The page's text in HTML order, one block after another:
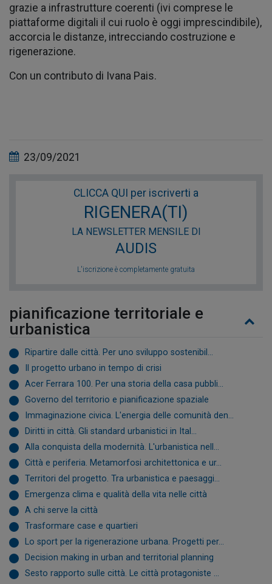
grazie a infrastrutture coerenti (ivi comprese le
piattaforme digitali il cui ruolo è oggi imprescindibile),
accorcia le distanze, intrecciando costruzione e
rigenerazione.
Con un contributo di Ivana Pais.
23/09/2021
CLICCA QUI per iscriverti a
RIGENERA(TI)
LA NEWSLETTER MENSILE DI
AUDIS
L'iscrizione è completamente gratuita
pianificazione territoriale e
urbanistica
Ripartire dalle città. Per uno sviluppo sostenibil...
Il progetto urbano in tempo di crisi
Acer Ferrara 100. Per una storia della casa pubbli...
Governo del territorio e pianificazione spaziale
Immaginazione civica. L'energia delle comunità den...
Diritti in città. Gli standard urbanistici in Ital...
Alla conquista della modernità. L'urbanistica nell...
Città e periferia. Metamorfosi architettonica e ur...
Territori del progetto. Tra urbanistica e paesaggi...
Emergenza clima e qualità della vita nelle città
A chi serve la città
Trasformare case e quartieri
Lo sport per la rigenerazione urbana. Progetti per...
Decision making in urban and territorial planning
Sesto rapporto sulle città. Le città protagoniste ...